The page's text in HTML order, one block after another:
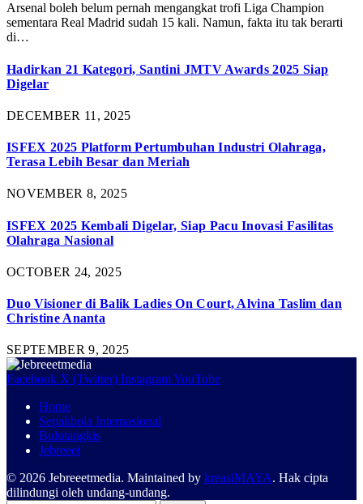
Arsenal boleh belum pernah mengangkat trofi Liga Champion
sementara Real Madrid sudah 15 kali. Namun, fakta itu tak berarti
di…
Hadirkan 21 Kategori, Santini JMTV Awards 2025 Siap
Digelar
DECEMBER 11, 2025
ISFEX 2025 Platform Pertumbuhan Industri Olahraga,
Terasa Lebih Besar dan Meriah
NOVEMBER 8, 2025
ISFEX 2025 Kembali Digelar, Siap Pacu Inovasi Fasilitas
Olahraga Nasional
OCTOBER 24, 2025
Duo Visioner di Balik Ladies On Court, Alvina Taslim dan
Christine Ananta
SEPTEMBER 9, 2025
Facebook X (Twitter) InstagramYouTube
Home
Sepakbola Internasional
Bulutangkis
Jebreeet
© 2026 Jebreeetmedia. Maintained by kreasiMAYA. Hak cipta
dilindungi oleh undang-undang.